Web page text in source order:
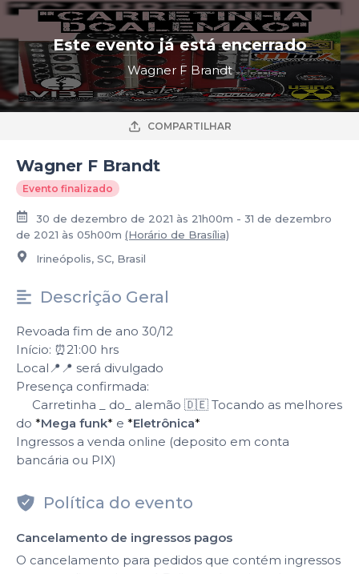
Este evento já está encerrado
Wagner F Brandt
COMPARTILHAR
Wagner F Brandt
Evento finalizado
30 de dezembro de 2021 às 21h00m - 31 de dezembro
de 2021 às 05h00m (Horário de Brasília)
Irineópolis, SC, Brasil
Descrição Geral
Revoada fim de ano 30/12
Início: ⏰21:00 hrs
Local📍📍 será divulgado
Presença confirmada:
Carretinha _ do_ alemão 🇩🇪 Tocando as melhores
do *Mega funk* e *Eletrônica*
Ingressos a venda online (deposito em conta
bancária ou PIX)
Política do evento
Cancelamento de ingressos pagos
O cancelamento para pedidos que contém ingressos